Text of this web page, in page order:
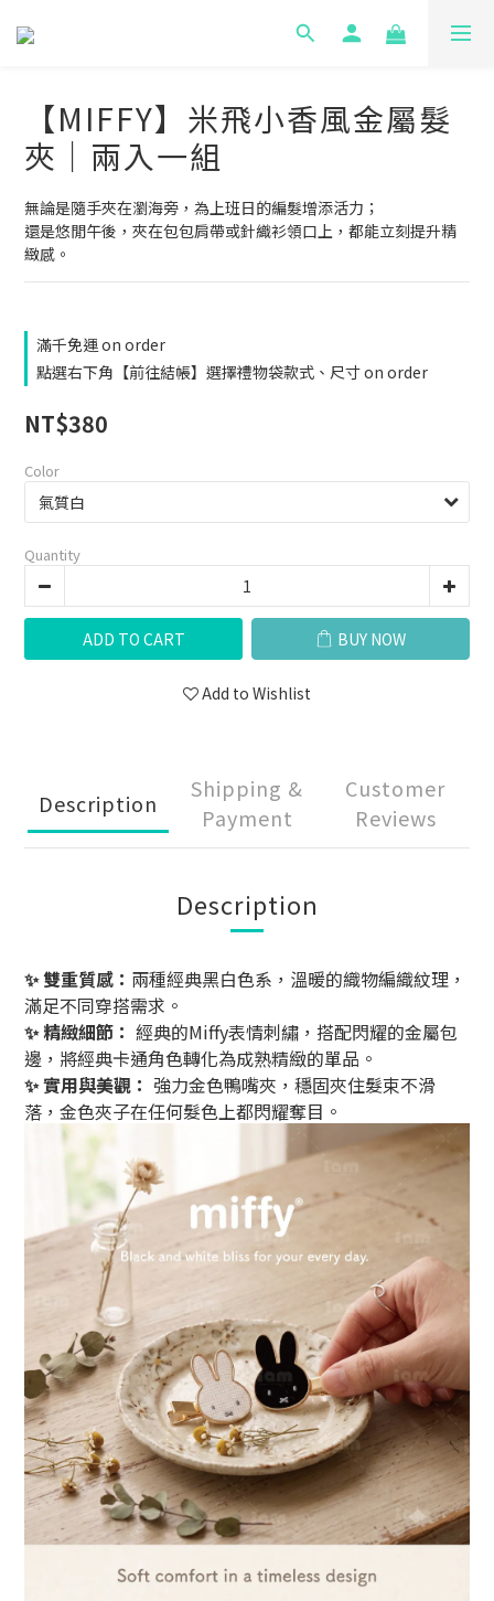
【MIFFY】米飛小香風金屬髮
夾｜兩入一組
無論是隨手夾在瀏海旁，為上班日的編髮增添活力；
還是悠閒午後，夾在包包肩帶或針織衫領口上，都能立刻提升精
緻感。
滿千免運 on order
點選右下角【前往結帳】選擇禮物袋款式、尺寸 on order
NT$380
Color
Quantity
ADD TO CART BUY NOW
Add to Wishlist
Description
Shipping &
Payment
Customer
Reviews
Description
✨ 雙重質感： 兩種經典黑白色系，溫暖的織物編織紋理，
滿足不同穿搭需求。
✨ 精緻細節： 經典的Miffy表情刺繡， 搭配閃耀的金屬包
邊， 將經典卡通角色轉化為成熟精緻的單品。
✨ 實用與美觀： 強力金色鴨嘴夾， 穩固夾住髮束不滑
落， 金色夾子在任何髮色上都閃耀奪目。